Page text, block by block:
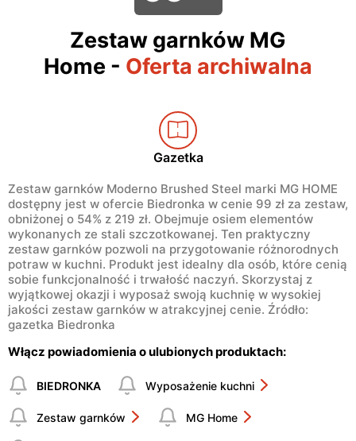
Zestaw garnków MG
Home - Oferta archiwalna
Gazetka
Zestaw garnków Moderno Brushed Steel marki MG HOME
dostępny jest w ofercie Biedronka w cenie 99 zł za zestaw,
obniżonej o 54% z 219 zł. Obejmuje osiem elementów
wykonanych ze stali szczotkowanej. Ten praktyczny
zestaw garnków pozwoli na przygotowanie różnorodnych
potraw w kuchni. Produkt jest idealny dla osób, które cenią
sobie funkcjonalność i trwałość naczyń. Skorzystaj z
wyjątkowej okazji i wyposaż swoją kuchnię w wysokiej
jakości zestaw garnków w atrakcyjnej cenie. Źródło:
gazetka Biedronka
Włącz powiadomienia o ulubionych produktach:
BIEDRONKA Wyposażenie kuchni
Zestaw garnków MG Home